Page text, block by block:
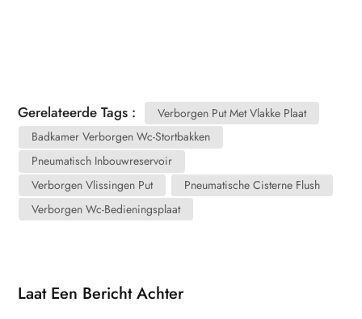
Gerelateerde Tags :
Verborgen Put Met Vlakke Plaat
Badkamer Verborgen Wc-Stortbakken
Pneumatisch Inbouwreservoir
Verborgen Vlissingen Put
Pneumatische Cisterne Flush
Verborgen Wc-Bedieningsplaat
Laat Een Bericht Achter